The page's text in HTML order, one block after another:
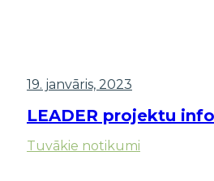
19. janvāris, 2023
LEADER projektu
Tuvākie notikumi